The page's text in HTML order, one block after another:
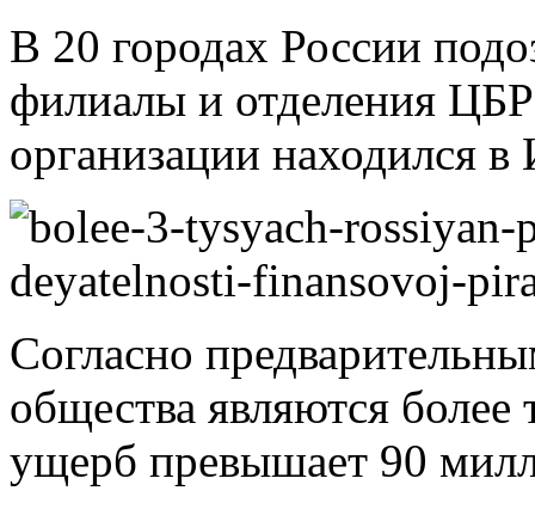
В 20 городах России
филиалы и отделения
организации находился в
Согласно
общества являются
ущерб превышает 90